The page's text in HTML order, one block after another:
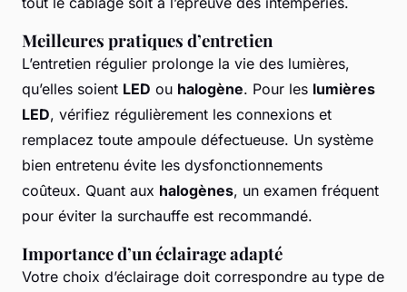
Meilleures pratiques d’entretien
L’entretien régulier prolonge la vie des lumières,
qu’elles soient LED ou halogène. Pour les lumières
LED, vérifiez régulièrement les connexions et
remplacez toute ampoule défectueuse. Un système
bien entretenu évite les dysfonctionnements
coûteux. Quant aux halogènes, un examen fréquent
pour éviter la surchauffe est recommandé.
Importance d’un éclairage adapté
Votre choix d’éclairage doit correspondre au type de